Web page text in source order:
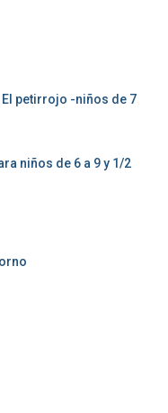
petirrojo -niños de 7
niños de 6 a 9 y 1/2